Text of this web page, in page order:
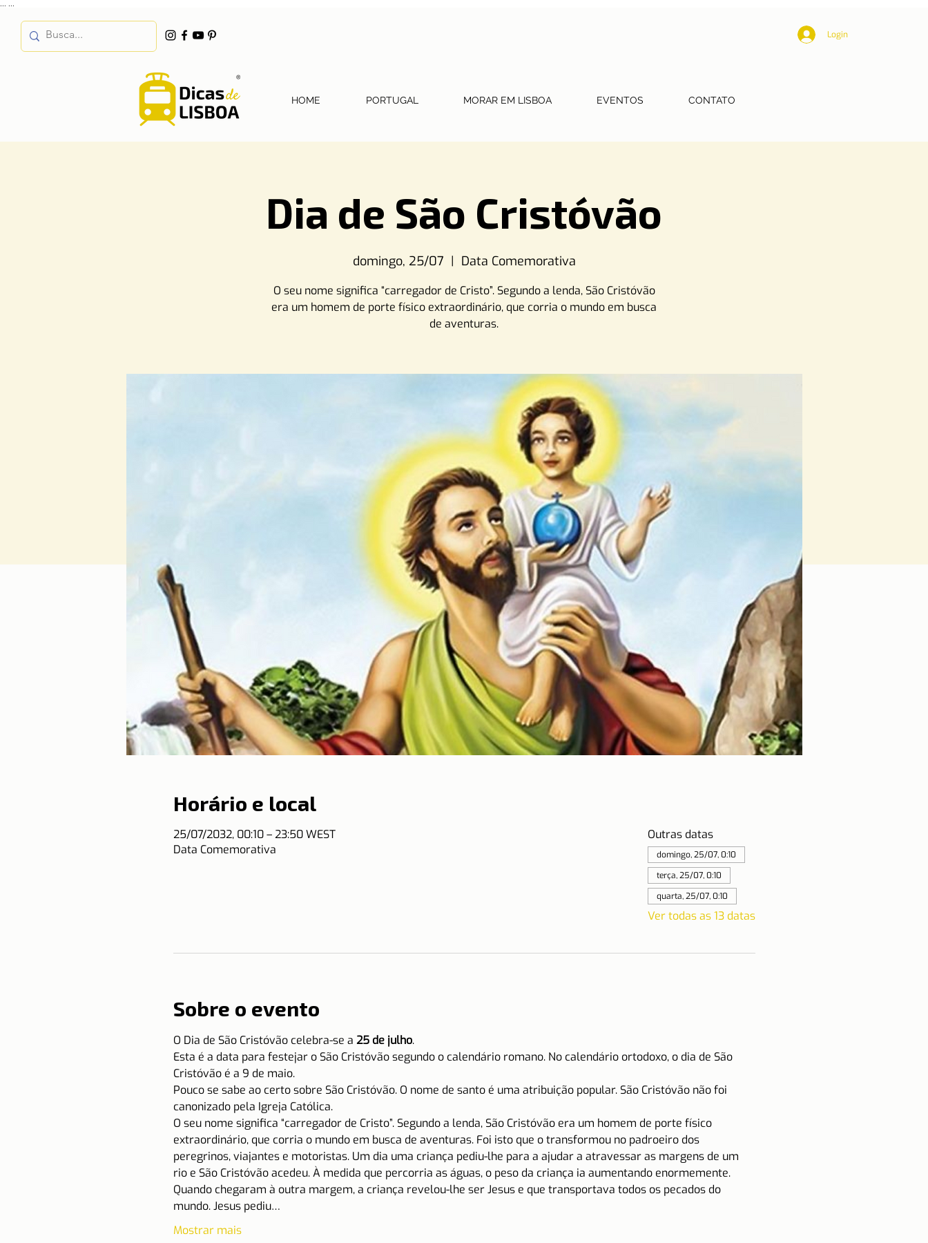
Login
HOME PORTUGAL MORAR EM LISBOA EVENTOS CONTATO
Dia de São Cristóvão
domingo, 25/07
  |
Data Comemorativa
O seu nome significa “carregador de Cristo”. Segundo a lenda, São Cristóvão
era um homem de porte físico extraordinário, que corria o mundo em busca
de aventuras.
Horário e local
25/07/2032, 00:10 – 23:50 WEST
Data Comemorativa
Outras datas
domingo, 25/07, 0:10
terça, 25/07, 0:10
quarta, 25/07, 0:10
Ver todas as 13 datas
Sobre o evento
O Dia de São Cristóvão celebra-se a 25 de julho.
Esta é a data para festejar o São Cristóvão segundo o calendário romano. No calendário ortodoxo, o dia de São
Cristóvão é a 9 de maio.
Pouco se sabe ao certo sobre São Cristóvão. O nome de santo é uma atribuição popular. São Cristóvão não foi
canonizado pela Igreja Católica.
O seu nome significa “carregador de Cristo”. Segundo a lenda, São Cristóvão era um homem de porte físico
extraordinário, que corria o mundo em busca de aventuras. Foi isto que o transformou no padroeiro dos
peregrinos, viajantes e motoristas. Um dia uma criança pediu-lhe para a ajudar a atravessar as margens de um
rio e São Cristóvão acedeu. À medida que percorria as águas, o peso da criança ia aumentando enormemente.
Quando chegaram à outra margem, a criança revelou-lhe ser Jesus e que transportava todos os pecados do
mundo. Jesus pediu…
Mostrar mais